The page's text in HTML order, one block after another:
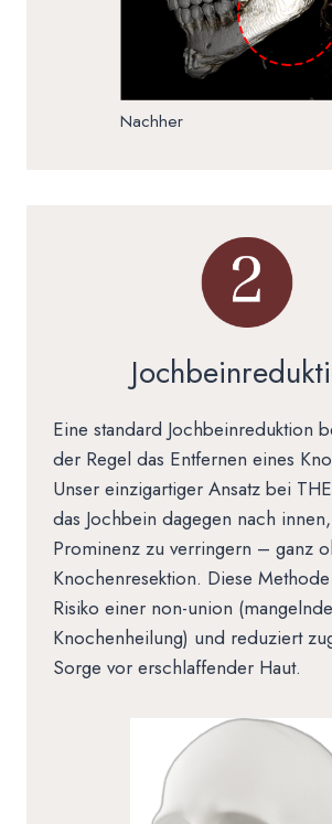
Nachher
Eine standard Jochbeinreduktion
der Regel das Entfernen eines
Unser einzigartiger Ansatz bei
das Jochbein dagegen nach
Prominenz zu verringern – ganz
Knochenresektion. Diese
Risiko einer non-union
Knochenheilung) und reduziert
Sorge vor erschlaffender Haut.